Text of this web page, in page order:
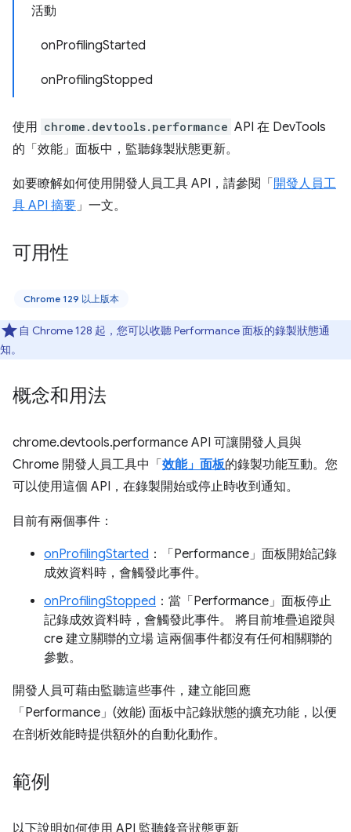
活動
onProfilingStarted
onProfilingStopped
使用 chrome.devtools.performance API 在 DevTools
的「效能」面板中，監聽錄製狀態更新。
如要瞭解如何使用開發人員工具 API，請參閱「 開發人員工
具 API 摘要」一文。
可用性
Chrome 129 以上版本
自 Chrome 128 起，您可以收聽 Performance 面板的錄製狀態通
知。
概念和用法
chrome.devtools.performance API 可讓開發人員與
Chrome 開發人員工具中「 效能」面板的錄製功能互動。您
可以使用這個 API，在錄製開始或停止時收到通知。
目前有兩個事件：
onProfilingStarted ：「Performance」 面板開始記錄
成效資料時，會觸發此事件。
onProfilingStopped ：當「Performance」 面板停止
記錄成效資料時，會觸發此事件。 將目前堆疊追蹤與
cre 建立關聯的立場 這兩個事件都沒有任何相關聯的
參數。
開發人員可藉由監聽這些事件，建立能回應
「Performance」 (效能) 面板中記錄狀態的擴充功能，以便
在剖析效能時提供額外的自動化動作。
範例
以下說明如何使用 API 監聽錄音狀態更新